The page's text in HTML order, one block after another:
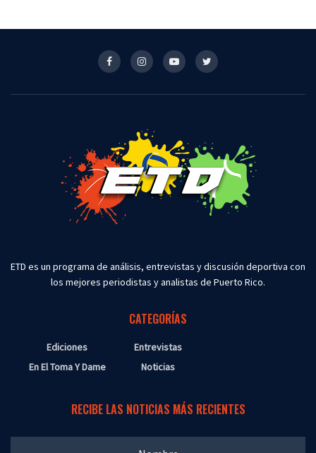
ETD es un programa de análisis, entrevistas y discusión deportiva con
los mejores periodistas y analistas de Puerto Rico.
CATEGORÍAS
Ediciones
En El Toma Y Dame
Entrevistas
Noticias
RECIBE LAS NOTICIAS MÁS RECIENTES